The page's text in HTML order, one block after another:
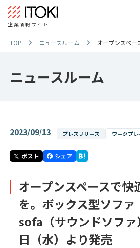
企業情報サイト
TOP ニュースルーム オープンスペ
ニュースルーム
2023/09/13 プレスリリース ワークプレ
オープンスペースで
を。ボックス型ソフ
sofa（サウンドソフ
日（水）より発売